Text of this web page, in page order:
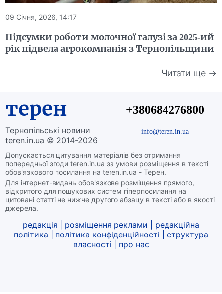
09 Січня, 2026, 14:17
Підсумки роботи молочної галузі за 2025-ий
рік підвела агрокомпанія з Тернопільщини
Читати ще →
терен
Тернопільські новини
teren.in.ua © 2014-2026
Допускається цитування матеріалів без отримання
попередньої згоди teren.in.ua за умови розміщення в тексті
обов'язкового посилання на teren.in.ua - Терен.
Для інтернет-видань обов'язкове розміщення прямого,
відкритого для пошукових систем гіперпосилання на
цитовані статті не нижче другого абзацу в тексті або в якості
джерела.
+380684276800
info@teren.in.ua
редакція розміщення реклами
редакційна
політика
політика конфіденційності
структура
власності
про нас